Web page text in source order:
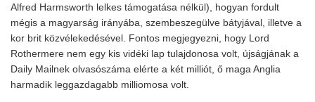
Alfred Harmsworth lelkes támogatása nélkül), hogyan fordult
mégis a magyarság irányába, szembeszegülve bátyjával, illetve a
kor brit közvélekedésével. Fontos megjegyezni, hogy Lord
Rothermere nem egy kis vidéki lap tulajdonosa volt, újságjának a
Daily Mailnek olvasószáma elérte a két milliót, ő maga Anglia
harmadik leggazdagabb milliomosa volt.